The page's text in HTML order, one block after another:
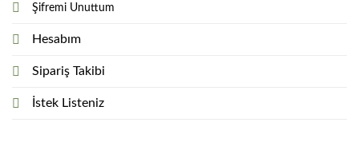
Şifremi Unuttum
Hesabım
Sipariş Takibi
İstek Listeniz